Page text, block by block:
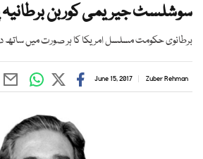
سوشلسٹ جیریمی کوربن
برطانوی حکومت مسلسل امریکا کا ہر صورت میں
Zuber Rehman
June 15, 2017